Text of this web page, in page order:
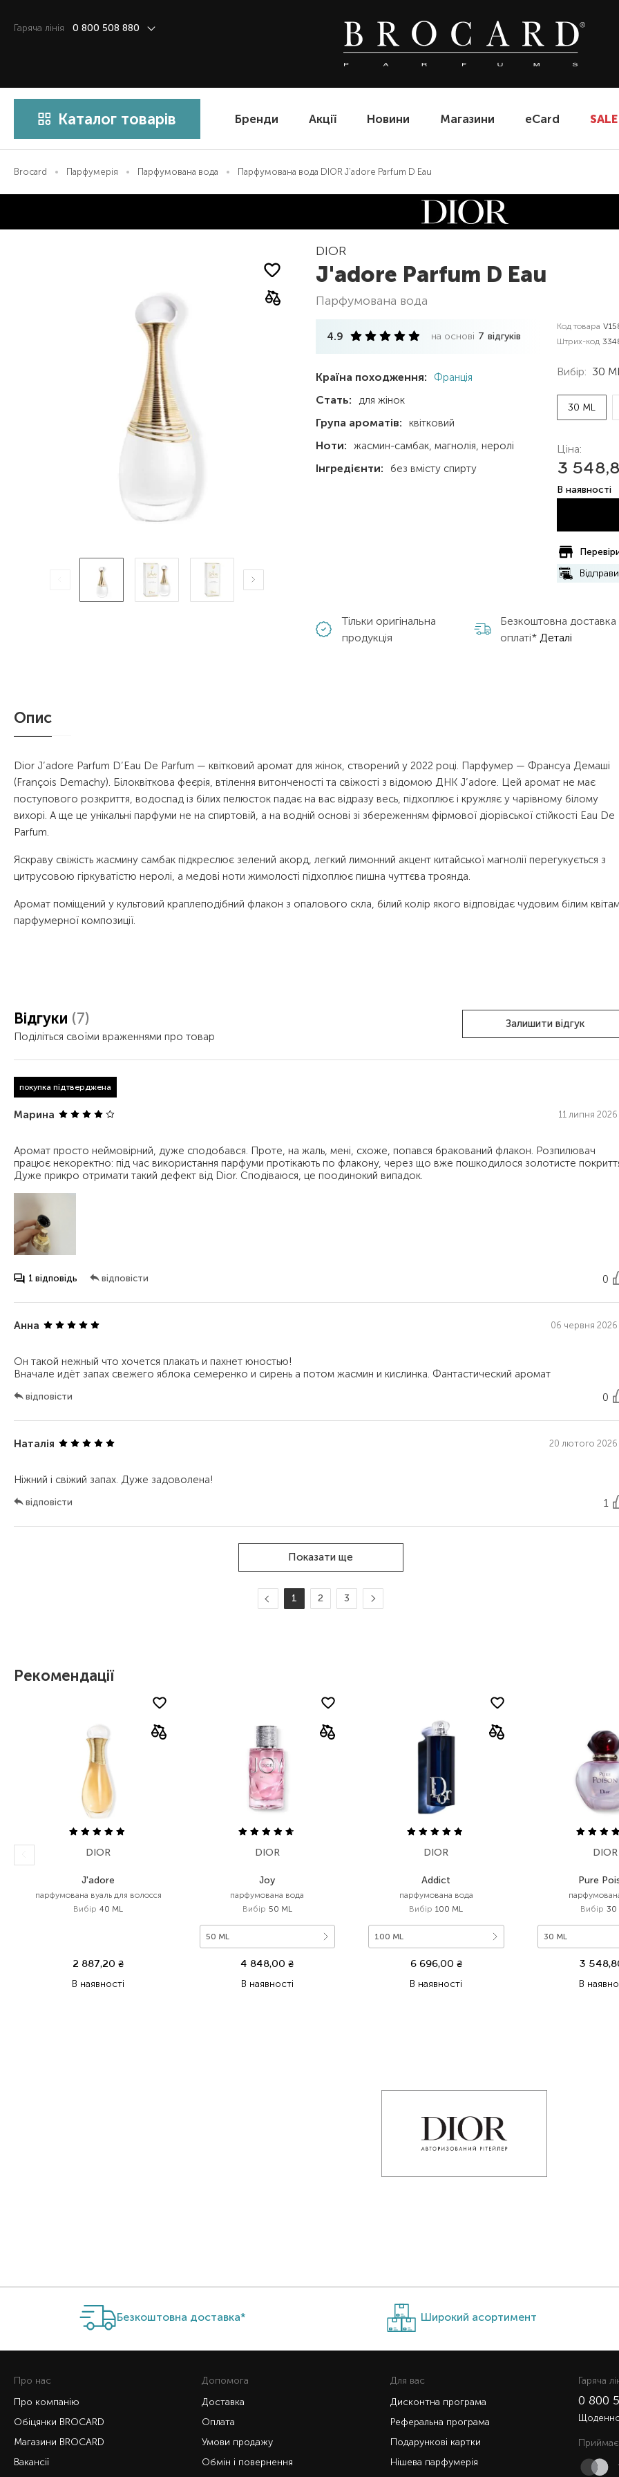
Гаряча лiнiя 0 800 508 880
Каталог товарів Бренди Акції Новини Магазини eCard SALE
Brocard Парфумерія Парфумована вода Парфумована вода DIOR J'adore Parfum D Eau
DIOR
J'adore Parfum D Eau
парфумована вода
4.9 на основі 7 відгуків
Країна походження: Франція
Стать: для жінок
Група ароматів: квітковий
Ноти: жасмин-самбак магнолія неролі
Інгредієнти: без вмісту спирту
Код товара
Штрих-код
Вибір: 30
30 ML
Ціна:
3
В наявності
Тільки оригінальна
продукція
Безкоштовна
оплаті* Деталі
Опис
Dior J’adore Parfum D’Eau De Parfum — квітковий аромат для жінок, створений у 2022 році. Парфумер — Франсуа Демаші
(François Demachy). Білоквіткова феєрія, втілення витонченості та свіжості з відомою ДНК J’adore. Цей аромат не має
поступового розкриття, водоспад із білих пелюсток падає на вас відразу весь, підхоплює і кружляє у чарівному білому
вихорі. А ще це унікальні парфуми не на спиртовій, а на водній основі зі збереженням фірмової діорівської стійкості Eau De
Parfum.
Яскраву свіжість жасмину самбак підкреслює зелений акорд, легкий лимонний акцент китайської магнолії перегукується з
цитрусовою гіркуватістю неролі, а медові ноти жимолості підхоплює пишна чуттєва троянда.
Аромат поміщений у культовий краплеподібний флакон з опалового скла, білий колір якого відповідає чудовим білим
парфумерної композиції.
Відгуки (7)
Поділіться своїми враженнями про товар
Залишити відгук
покупка підтверджена
Марина 11 липня
Аромат просто неймовірний, дуже сподобався. Проте, на жаль, мені, схоже, попався бракований флакон. Розпилювач
працює некоректно: під час використання парфуми протікають по флакону, через що вже пошкодилося золотисте
1 відповідь відповісти 0
Анна 06 червня 2026
Он такой нежный что хочется плакать и пахнет юностью!
відповісти 0
Наталія 20 лютого 2026
відповісти 1
Показати ще
1 2 3
Рекомендації
DIOR
J'adore
парфумована вуаль для волосся
Вибір 40 ML
2 887,20₴
В наявності
DIOR
Joy
парфумована вода
Вибір 50 ML
50 ML
4 848,00₴
В наявності
DIOR
Addict
парфумована вода
Вибір 100 ML
100 ML
6 696,00 ₴
В наявності
DIOR
Pure
Вибір 30
30 ML
3
В
Безкоштовна доставка* Широкий асортимент
Про нас
Про компанію
Обіцянки BROCARD
Магазини BROCARD
Вакансії
Допомога
Доставка
Оплата
Умови продажу
Обмін і повернення
Для вас
Дисконтна програма
Реферальна програма
Подарункові картки
Нішева парфумерія
Гаряча
0 800
Щоденно